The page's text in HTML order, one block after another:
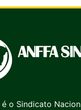
é o Sindicato